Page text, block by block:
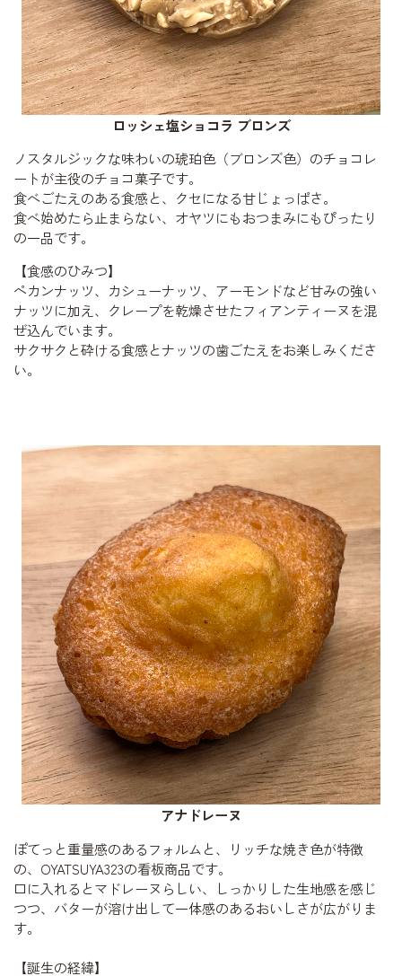
ロッシェ塩ショコラ ブロンズ
ノスタルジックな味わいの琥珀色（ブロンズ色）のチョコレ
ートが主役のチョコ菓子です。
食べごたえのある食感と、クセになる甘じょっぱさ。
食べ始めたら止まらない、オヤツにもおつまみにもぴったり
の一品です。
【食感のひみつ】
ペカンナッツ、カシューナッツ、アーモンドなど甘みの強い
ナッツに加え、クレープを乾燥させたフィアンティーヌを混
ぜ込んでいます。
サクサクと砕ける食感とナッツの歯ごたえをお楽しみくださ
い。
アナドレーヌ
ぽてっと重量感のあるフォルムと、リッチな焼き色が特徴
の、OYATSUYA323の看板商品です。
口に入れるとマドレーヌらしい、しっかりした生地感を感じ
つつ、バターが溶け出して一体感のあるおいしさが広がりま
す。
【誕生の経緯】